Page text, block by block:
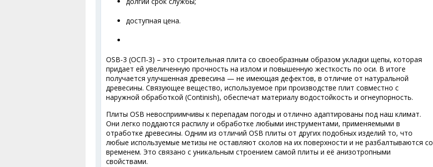
доступная цена.
OSB-3 (ОСП-3) – это строительная плита со своеобразным образом укладки щепы, которая
придает ей увеличенную прочность на излом и повышенную жесткость по оси. В итоге
получается улучшенная древесина — не имеющая дефектов, в отличие от натуральной
древесины. Связующее вещество, используемое при производстве плит совместно с
наружной обработкой (Contifinish), обеспечат материалу водостойкость и огнеупорность.
Плиты OSB невосприимчивы к перепадам погоды и отлично адаптированы под наш климат.
Они легко поддаются распилу и обработке любыми инструментами, применяемыми в
отработке древесины. Одним из отличий OSB плиты от других подобных изделий то, что
любые используемые метизы не оставляют сколов на их поверхности и не разбалтываются со
временем. Это связано с уникальным строением самой плиты и её анизотропными
свойствами.